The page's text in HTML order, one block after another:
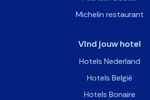
Michelin restaurant
Vind jouw hotel
Hotels Nederland
Hotels België
Hotels Bonaire